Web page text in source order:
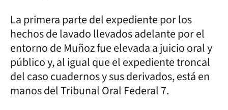
La primera parte del expediente por los
hechos de lavado llevados adelante por el
entorno de Muñoz fue elevada a juicio oral y
público y, al igual que el expediente troncal
del caso cuadernos y sus derivados, está en
manos del Tribunal Oral Federal 7.